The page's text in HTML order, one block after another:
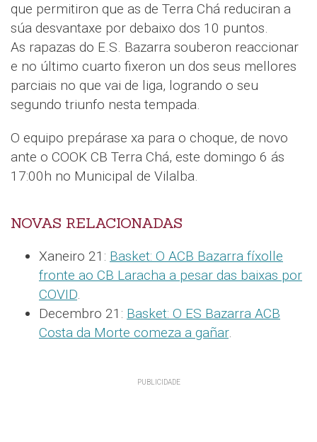
que permitiron que as de Terra Chá reduciran a
súa desvantaxe por debaixo dos 10 puntos.
As rapazas do E.S. Bazarra souberon reaccionar
e no último cuarto fixeron un dos seus mellores
parciais no que vai de liga, logrando o seu
segundo triunfo nesta tempada.
O equipo prepárase xa para o choque, de novo
ante o COOK CB Terra Chá, este domingo 6 ás
17:00h no Municipal de Vilalba.
NOVAS RELACIONADAS
Xaneiro 21: Basket: O ACB Bazarra fíxolle
fronte ao CB Laracha a pesar das baixas por
COVID.
Decembro 21: Basket: O ES Bazarra ACB
Costa da Morte comeza a gañar.